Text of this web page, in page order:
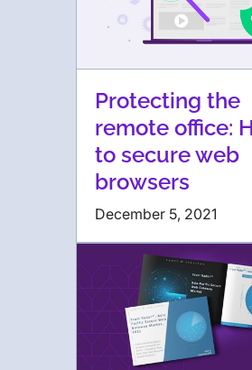
Protecting the
remote office:
to secure web
browsers
December 5, 2021